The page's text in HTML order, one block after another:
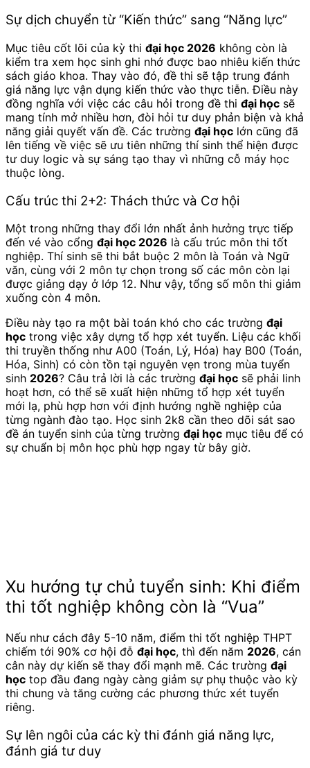
Sự dịch chuyển từ “Kiến thức” sang “Năng lực”
Mục tiêu cốt lõi của kỳ thi đại học 2026 không còn là
kiểm tra xem học sinh ghi nhớ được bao nhiêu kiến thức
sách giáo khoa. Thay vào đó, đề thi sẽ tập trung đánh
giá năng lực vận dụng kiến thức vào thực tiễn. Điều này
đồng nghĩa với việc các câu hỏi trong đề thi đại học sẽ
mang tính mở nhiều hơn, đòi hỏi tư duy phản biện và khả
năng giải quyết vấn đề. Các trường đại học lớn cũng đã
lên tiếng về việc sẽ ưu tiên những thí sinh thể hiện được
tư duy logic và sự sáng tạo thay vì những cỗ máy học
thuộc lòng.
Cấu trúc thi 2+2: Thách thức và Cơ hội
Một trong những thay đổi lớn nhất ảnh hưởng trực tiếp
đến vé vào cổng đại học 2026 là cấu trúc môn thi tốt
nghiệp. Thí sinh sẽ thi bắt buộc 2 môn là Toán và Ngữ
văn, cùng với 2 môn tự chọn trong số các môn còn lại
được giảng dạy ở lớp 12. Như vậy, tổng số môn thi giảm
xuống còn 4 môn.
Điều này tạo ra một bài toán khó cho các trường đại
học trong việc xây dựng tổ hợp xét tuyển. Liệu các khối
thi truyền thống như A00 (Toán, Lý, Hóa) hay B00 (Toán,
Hóa, Sinh) có còn tồn tại nguyên vẹn trong mùa tuyển
sinh 2026? Câu trả lời là các trường đại học sẽ phải linh
hoạt hơn, có thể sẽ xuất hiện những tổ hợp xét tuyển
mới lạ, phù hợp hơn với định hướng nghề nghiệp của
từng ngành đào tạo. Học sinh 2k8 cần theo dõi sát sao
đề án tuyển sinh của từng trường đại học mục tiêu để có
sự chuẩn bị môn học phù hợp ngay từ bây giờ.
Xu hướng tự chủ tuyển sinh: Khi điểm
thi tốt nghiệp không còn là “Vua”
Nếu như cách đây 5-10 năm, điểm thi tốt nghiệp THPT
chiếm tới 90% cơ hội đỗ đại học, thì đến năm 2026, cán
cân này dự kiến sẽ thay đổi mạnh mẽ. Các trường đại
học top đầu đang ngày càng giảm sự phụ thuộc vào kỳ
thi chung và tăng cường các phương thức xét tuyển
riêng.
Sự lên ngôi của các kỳ thi đánh giá năng lực,
đánh giá tư duy